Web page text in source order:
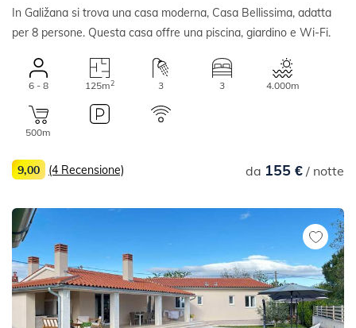
In Galižana si trova una casa moderna, Casa Bellissima, adatta
per 8 persone. Questa casa offre una piscina, giardino e Wi-Fi.
6 - 8 125m2 3 3 4.000m
500m
da 155 €/ notte
9,00 (4 Recensione)